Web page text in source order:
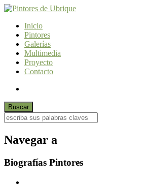
Inicio
Pintores
Galerías
Multimedia
Proyecto
Contacto
Navegar a
Biografías Pintores